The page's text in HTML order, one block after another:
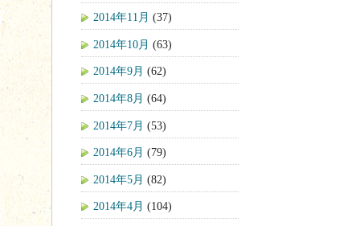
2014年11月 (37)
2014年10月 (63)
2014年9月 (62)
2014年8月 (64)
2014年7月 (53)
2014年6月 (79)
2014年5月 (82)
2014年4月 (104)